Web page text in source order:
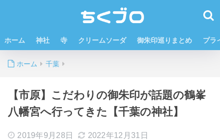
ホーム 神社 寺 クリームソーダ 御朱印巡りまとめ プラ
ホーム 千葉
【市原】こだわりの御朱印が話題の鶴峯
八幡宮へ行ってきた【千葉の神社】
2019年9月28日 2022年12月31日